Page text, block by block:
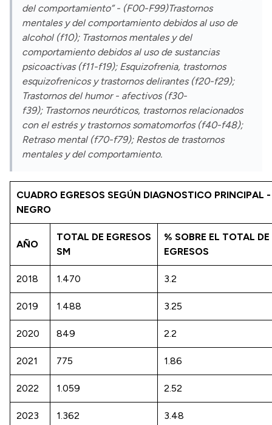
del comportamiento” - (F00-F99)Trastornos
mentales y del comportamiento debidos al uso de
alcohol (f10); Trastornos mentales y del
comportamiento debidos al uso de sustancias
psicoactivas (f11-f19); Esquizofrenia, trastornos
esquizofrenicos y trastornos delirantes (f20-f29);
Trastornos del humor - afectivos (f30-
f39); Trastornos neuróticos, trastornos relacionados
con el estrés y trastornos somatomorfos (f40-f48);
Retraso mental (f70-f79); Restos de trastornos
mentales y del comportamiento.
CUADRO EGRESOS SEGÚN DIAGNOSTICO PRINCIPAL
NEGRO
AÑO
TOTAL DE EGRESOS
SM
% SOBRE EL TOTAL DE
EGRESOS
2018 1.470 3.2
2019 1.488 3.25
2020 849 2.2
2021 775 1.86
2022 1.059 2.52
2023 1.362 3.48